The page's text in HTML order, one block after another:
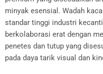
minyak esensial. Wadah
standar tinggi industri
berkolaborasi erat dengan
penetes dan tutup yang
pada daya tarik visual dan